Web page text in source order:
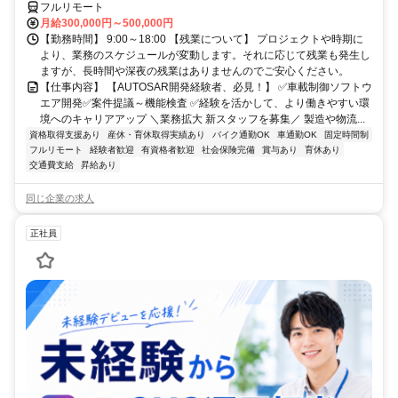
計経験フルリモート
月給300,000円～500,000円
【勤務時間】 9:00～18:00 【残業について】 プロジェクトや時期に
より、業務のスケジュールが変動します。それに応じて残業も発生し
ますが、長時間や深夜の残業はありませんのでご安心ください。
【仕事内容】 【AUTOSAR開発経験者、必見！】 ✅車載制御ソフトウ
エア開発✅案件提議～機能検査 ✅経験を活かして、より働きやすい環
境へのキャリアアップ ＼業務拡大 新スタッフを募集／ 製造や物流...
資格取得支援あり 産休・育休取得実績あり バイク通勤OK 車通勤OK
固定時間制
フルリモート
経験者歓迎 有資格者歓迎 社会保険完備 賞与あり
育休あり
交通費支給
昇給あり
同じ企業の求人
正社員